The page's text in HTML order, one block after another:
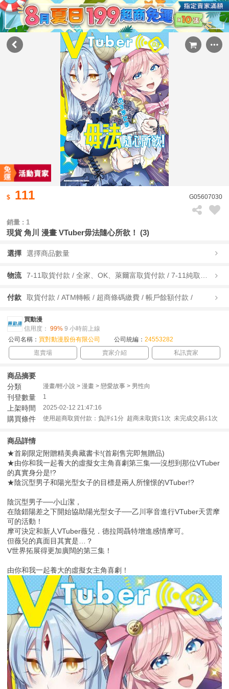
111 G05607030
銷量 : 1
現貨 角川 漫畫 VTuber毋法隨心所欲！ (3)
選擇 選擇商品數量
物流
付款 取貨付款 / ATM轉帳 / 超商條碼繳費 / 帳戶餘額付款 /
買動漫
信用度： 99% 9 小時前上線
公司名稱： 買對動漫股份有限公司 公司統編： 24553282
逛賣場
賣家介紹 私訊賣家
商品摘要
分類
漫畫/輕小說 > 漫畫 > 戀愛故事 > 男性向
刊登數量 1
上架時間 2025-02-12 21:47:16
購買條件 使用超商取貨付款：負評≦1分 超商未取貨≦1次 未完成交易≦1次
商品詳情
★首刷限定附贈精美典藏書卡!(首刷售完即無贈品)
★由你和我一起養大的虛擬女主角喜劇第三集──沒想到那位VTuber
的真實身分是!?
★陰沉型男子和陽光型女子的目標是兩人所憧憬的VTuber!?
陰沉型男子──小山潔，
在陰錯陽差之下開始協助陽光型女子──乙川寧音進行VTuber天雲摩
可的活動！
摩可決定和新人VTuber薇兒．德拉岡聶特增進感情摩可。
但薇兒的真面目其實是…？
V世界拓展得更加廣闊的第三集！
由你和我一起養大的虛擬女主角喜劇！